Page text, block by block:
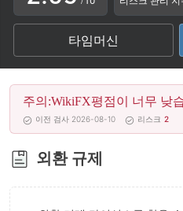
3
4
5
6
7
8
1
2
3
4
5
6
6
7
8
9
타임머신
주의:WikiFX평점이 너무 낮
이전 검사 2026-08-10 리스크 2
외환 규제